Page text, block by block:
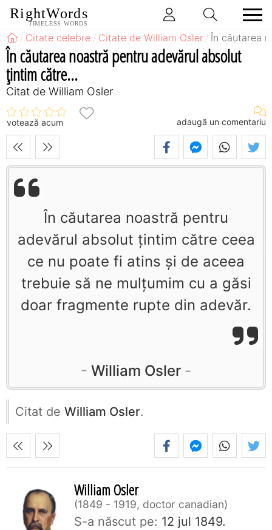
RightWords
TIMELESS WORDS
Citate celebre Citate de William Osler În căutarea
În căutarea noastră pentru adevărul absolut
ţintim către...
Citat de William Osler
votează acum adaugă un comentariu
În căutarea noastră pentru
adevărul absolut ţintim către ceea
ce nu poate fi atins şi de aceea
trebuie să ne mulţumim cu a găsi
doar fragmente rupte din adevăr.
William Osler
Citat de William Osler.
William Osler
1849 - 1919, doctor canadian
S-a născut pe: 12 jul 1849.